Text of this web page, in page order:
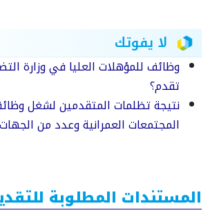
لا يفوتك
تقدم؟
نتيجة تظلمات المتقدمين لشغل
المجتمعات العمرانية وعدد من الجهات
المستندات المطلوبة